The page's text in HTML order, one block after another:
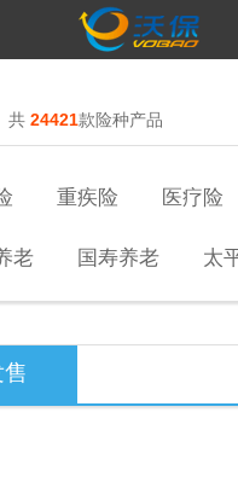
共 24421款险种产品
重疾险 医疗险
老 国寿养老 太